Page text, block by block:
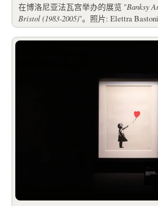
在博洛尼亚法瓦宫举办的展览 "Banksy
Bristol (1983-2005)"。照片: Elettra Bastoni